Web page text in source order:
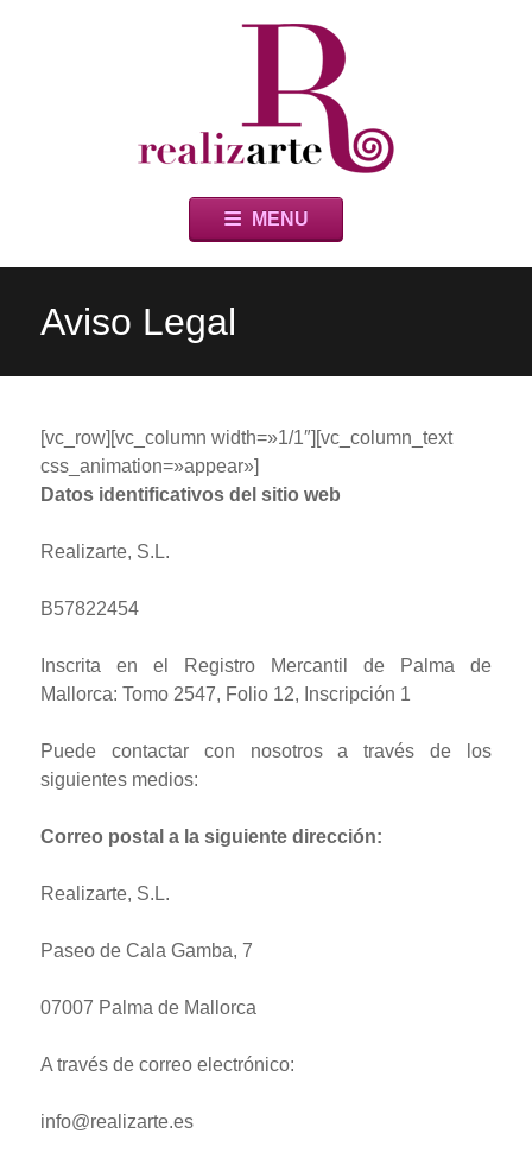
MENU
Aviso Legal
[vc_row][vc_column width=»1/1″][vc_column_text
css_animation=»appear»]
Datos identificativos del sitio web
Realizarte, S.L.
B57822454
Inscrita en el Registro Mercantil de Palma de
Mallorca: Tomo 2547, Folio 12, Inscripción 1
Puede contactar con nosotros a través de los
siguientes medios:
Correo postal a la siguiente dirección:
Realizarte, S.L.
Paseo de Cala Gamba, 7
07007 Palma de Mallorca
A través de correo electrónico:
info@realizarte.es